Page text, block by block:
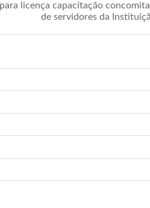
licença capacitação
de servidores da